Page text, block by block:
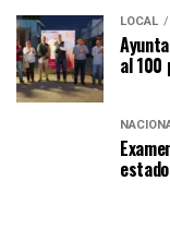
LOCAL
al 100